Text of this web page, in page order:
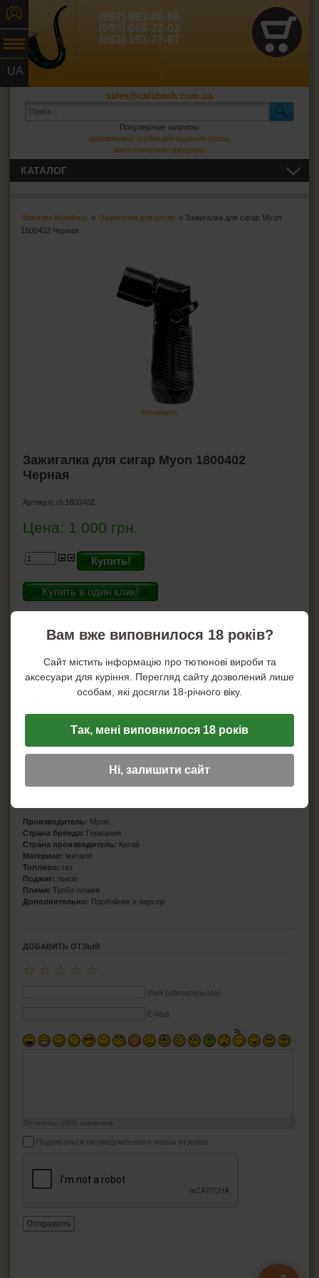
UA
(097) 083-86-66
(095) 666-72-02
(063) 191-77-67
sales@calabash.com.ua
Популярные запросы:
деревянные трубки для курения травы
металлические гриндеры
Магазин Калабаш > Зажигалки для сигар > Зажигалка для сигар Myon
1800402 Черная
Увеличить
Зажигалка для сигар Myon 1800402
Черная
Артикул: cl-1800402
Цена: 1 000 грн.
Купить!
Купить в один клик!
Производитель: Myon
Страна бренда: Германия
Страна производитель: Китай
Материал: металл
Топливо: газ
Поджиг: пьезо
Пламя: Турбо-пламя
Дополнительно: Пробойник и пирсер
ДОБАВИТЬ ОТЗЫВ
☆
☆
☆
☆
☆
Имя (обязательное)
E-Mail
Осталось: 1000 символов
Подписаться на уведомления о новых отзывах
Отправить
КАТАЛОГ
СИГАРЫ, СИГАРИЛЛЫ И ВСЁ ДЛЯ НИХ
Вам вже виповнилося 18 років?
Сайт містить інформацію про тютюнові вироби та
аксесуари для куріння. Перегляд сайту дозволений лише
особам, які досягли 18-річного віку.
Так, мені виповнилося 18 років
Ні, залишити сайт